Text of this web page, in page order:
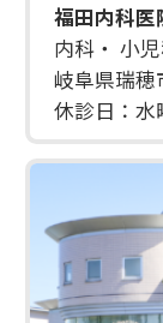
福田内科医
内科・ 小
岐阜県瑞穂
休診日：水